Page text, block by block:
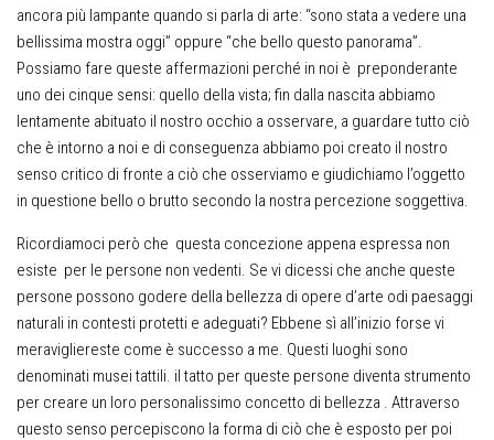
ancora più lampante quando si parla di arte: “sono stata a vedere una
bellissima mostra oggi” oppure “che bello questo panorama”.
Possiamo fare queste affermazioni perché in noi è preponderante
uno dei cinque sensi: quello della vista; fin dalla nascita abbiamo
lentamente abituato il nostro occhio a osservare, a guardare tutto ciò
che è intorno a noi e di conseguenza abbiamo poi creato il nostro
senso critico di fronte a ciò che osserviamo e giudichiamo l’oggetto
in questione bello o brutto secondo la nostra percezione soggettiva.
Ricordiamoci però che questa concezione appena espressa non
esiste per le persone non vedenti. Se vi dicessi che anche queste
persone possono godere della bellezza di opere d’arte odi paesaggi
naturali in contesti protetti e adeguati? Ebbene sì all’inizio forse vi
meravigliereste come è successo a me. Questi luoghi sono
denominati musei tattili. il tatto per queste persone diventa strumento
per creare un loro personalissimo concetto di bellezza . Attraverso
questo senso percepiscono la forma di ciò che è esposto per poi